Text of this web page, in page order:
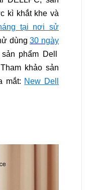
kì khắt khe và
tại nơi sử
dùng30 ngày
phẩm Dell
khảo sản
mắt: New Dell